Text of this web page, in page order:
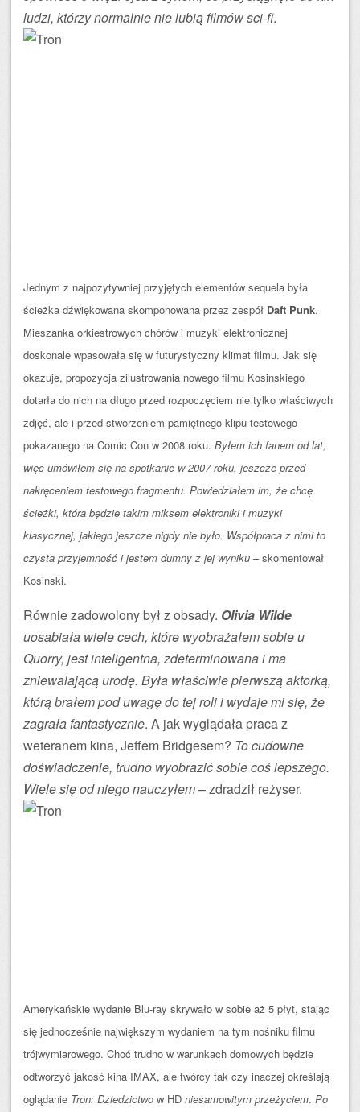
ludzi, którzy normalnie nie lubią filmów sci-fi.
Jednym z najpozytywniej przyjętych elementów sequela była
ścieżka dźwiękowana skomponowana przez zespół Daft Punk.
Mieszanka orkiestrowych chórów i muzyki elektronicznej
doskonale wpasowała się w futurystyczny klimat filmu. Jak się
okazuje, propozycja zilustrowania nowego filmu Kosinskiego
dotarła do nich na długo przed rozpoczęciem nie tylko właściwych
zdjęć, ale i przed stworzeniem pamiętnego klipu testowego
pokazanego na Comic Con w 2008 roku. Byłem ich fanem od lat,
więc umówiłem się na spotkanie w 2007 roku, jeszcze przed
nakręceniem testowego fragmentu. Powiedziałem im, że chcę
ścieżki, która będzie takim miksem elektroniki i muzyki
klasycznej, jakiego jeszcze nigdy nie było. Współpraca z nimi to
czysta przyjemność i jestem dumny z jej wyniku – skomentował
Kosinski.
Równie zadowolony był z obsady. Olivia Wilde
uosabiała wiele cech, które wyobrażałem sobie u
Quorry, jest inteligentna, zdeterminowana i ma
zniewalającą urodę. Była właściwie pierwszą aktorką,
którą brałem pod uwagę do tej roli i wydaje mi się, że
zagrała fantastycznie. A jak wyglądała praca z
weteranem kina, Jeffem Bridgesem? To cudowne
doświadczenie, trudno wyobrazić sobie coś lepszego.
Wiele się od niego nauczyłem– zdradził reżyser.
Amerykańskie wydanie Blu-ray skrywało w sobie aż 5 płyt, stając
się jednocześnie największym wydaniem na tym nośniku filmu
trójwymiarowego. Choć trudno w warunkach domowych będzie
odtworzyć jakość kina IMAX, ale twórcy tak czy inaczej określają
oglądanie Tron: Dziedzictwo w HD niesamowitym przeżyciem. Po